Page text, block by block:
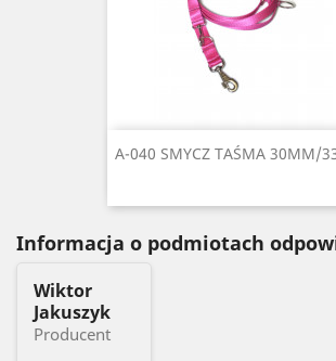
A-040 SMYCZ TAŚMA 30MM/
Informacja o podmiotach
Wiktor
Jakuszyk
Producent